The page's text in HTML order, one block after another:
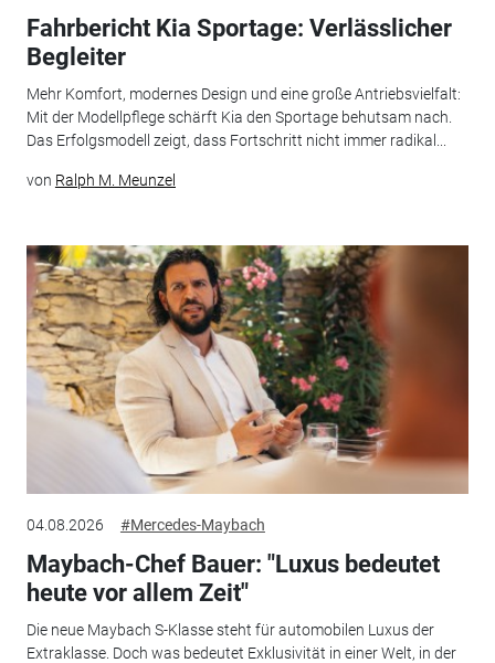
Fahrbericht Kia Sportage: Verlässlicher
Begleiter
Mehr Komfort, modernes Design und eine große Antriebsvielfalt:
Mit der Modellpflege schärft Kia den Sportage behutsam nach.
Das Erfolgsmodell zeigt, dass Fortschritt nicht immer radikal...
von Ralph M. Meunzel
04.08.2026 #Mercedes-Maybach
Maybach-Chef Bauer: "Luxus bedeutet
heute vor allem Zeit"
Die neue Maybach S-Klasse steht für automobilen Luxus der
Extraklasse. Doch was bedeutet Exklusivität in einer Welt, in der